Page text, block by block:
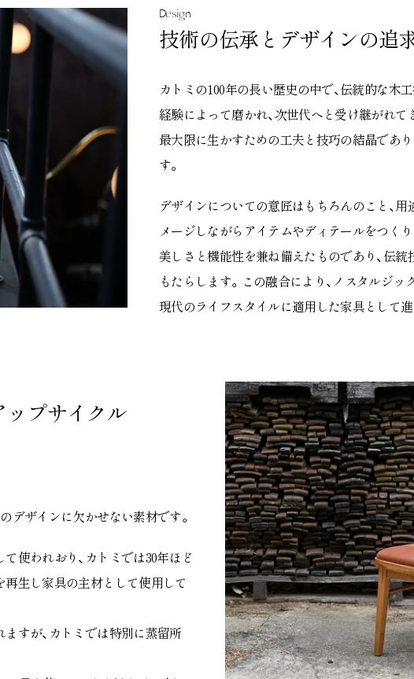
Design
技術の伝承とデザインの追
カトミの100年の長い歴史の中で、伝統的な木
経験によって磨かれ、次世代へと受け継がれ
最大限に生かすための工夫と技巧の結晶であ
す。
デザインについての意匠はもちろんのこと、
メージしながらアイテムやディテールをつくり
美しさと機能性を兼ね備えたものであり、伝
もたらします。この融合により、ノスタルジ
現代のライフスタイルに適用した家具として進
プサイクル
デザインに欠かせない素材です。
使われおり、カトミでは30年ほど
生し家具の主材として使用して
すが、カトミでは特別に蒸留所